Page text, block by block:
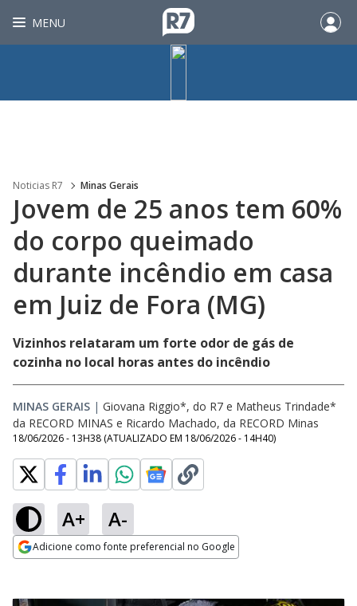
MENU
Noticias R7 Minas Gerais
Jovem de 25 anos tem 60%
do corpo queimado
durante incêndio em casa
em Juiz de Fora (MG)
Vizinhos relataram um forte odor de gás de
cozinha no local horas antes do incêndio
MINAS GERAIS | Giovana Riggio*, do R7 e Matheus Trindade*
da RECORD MINAS e Ricardo Machado, da RECORD Minas
18/06/2026 - 13H38 (ATUALIZADO EM 18/06/2026 - 14H40)
A+ A-
Adicione como fonte preferencial no Google